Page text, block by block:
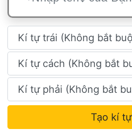
Tạo kí tự